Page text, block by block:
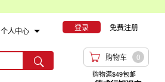
个人中心 登录 免费注册
  购物车 0
购物满$49包邮